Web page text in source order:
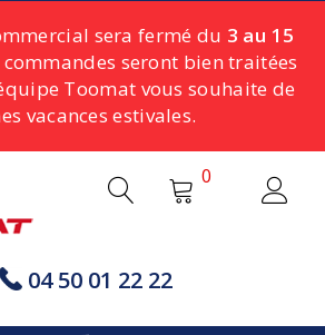
sera fermé du 3 au 15
commandes seront bien traitées
Toomat vous souhaite de
vacances estivales.
04 50 01 22 22
0